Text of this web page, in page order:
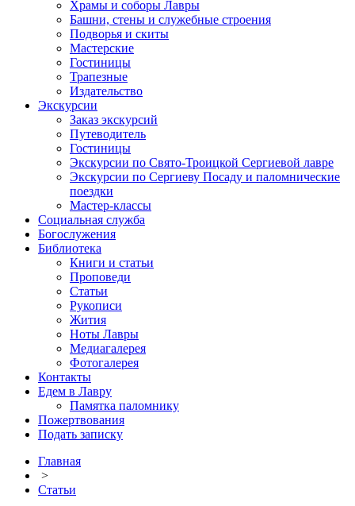
Храмы и соборы Лавры
Башни, стены и служебные строения
Подворья и скиты
Мастерские
Гостиницы
Трапезные
Издательство
Экскурсии
Заказ экскурсий
Путеводитель
Гостиницы
Экскурсии по Свято-Троицкой Сергиевой лавре
Экскурсии по Сергиеву Посаду и паломнические
поездки
Мастер-классы
Социальная служба
Богослужения
Библиотека
Книги и статьи
Проповеди
Статьи
Рукописи
Жития
Ноты Лавры
Медиагалерея
Фотогалерея
Контакты
Едем в Лавру
Памятка паломнику
Пожертвования
Подать записку
Главная
>
Статьи